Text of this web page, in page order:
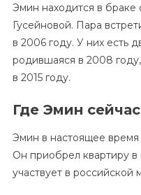
Эмин находится в
Гусейновой. Пара
в 2006 году. У них есть
родившаяся в 2008
в 2015 году.
Где Эмин
Эмин в настоящее
Он приобрел квартиру в
участвует в российской